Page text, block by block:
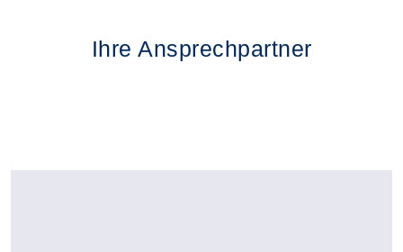
Ihre Ansprechpartner